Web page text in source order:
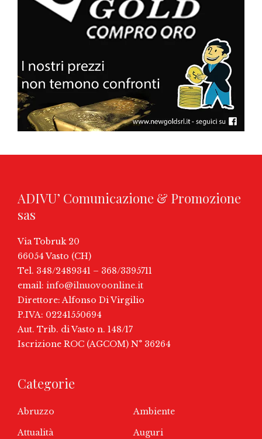
ADIVU’ Comunicazione & Promozione
sas
Via Tobruk 20
66054 Vasto (CH)
Tel. 348/2489341 – 368/3395711
email: info@ilnuovoonline.it
Direttore: Alfonso Di Virgilio
P.IVA: 02241550694
Aut. Trib. di Vasto n. 148/17
Iscrizione ROC (AGCOM) N° 36264
Categorie
Abruzzo
Ambiente
Attualità
Auguri